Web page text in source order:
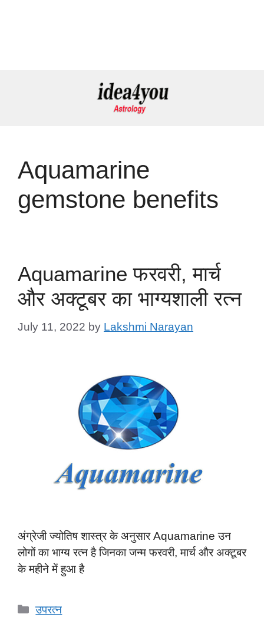
Aquamarine
gemstone benefits
Aquamarine फरवरी, मार्च
और अक्टूबर का भाग्यशाली रत्न
July 11, 2022 by Lakshmi Narayan
अंग्रेजी ज्योतिष शास्त्र के अनुसार Aquamarine उन
लोगों का भाग्य रत्न है जिनका जन्म फरवरी, मार्च और अक्टूबर
के महीने में हुआ है
Categories
उपरत्न